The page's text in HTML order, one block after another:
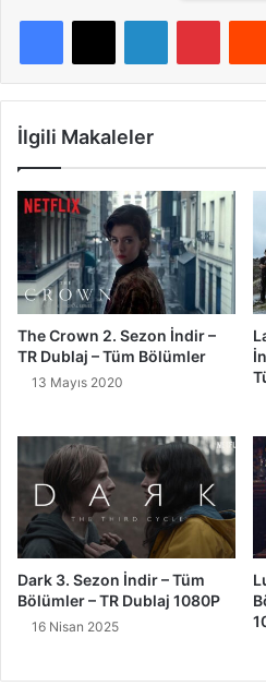
LinkedIn
İlgili Makaleler
The Crown 2. Sezon İndir –
TR Dublaj – Tüm Bölümler
13 Mayıs 2020
Dark 3. Sezon İndir – Tüm
Bölümler – TR Dublaj 1080P
16 Nisan 2025